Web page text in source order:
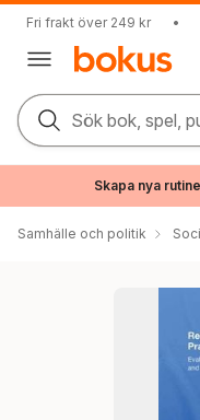
Fri frakt över 249 kr •
Sök bok, spel,
Skapa nya
Samhälle och politik